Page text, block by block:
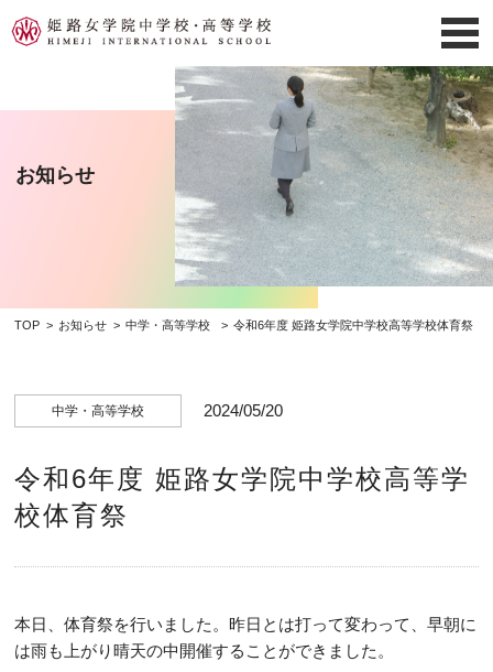
お知らせ
TOP お知らせ 中学・高等学校 令和6年度 姫路女学院中学校高等学校体育祭
中学・高等学校 2024/05/20
令和6年度 姫路女学院中学校高等学
校体育祭
本日、体育祭を行いました。昨日とは打って変わって、早朝に
は雨も上がり晴天の中開催することができました。